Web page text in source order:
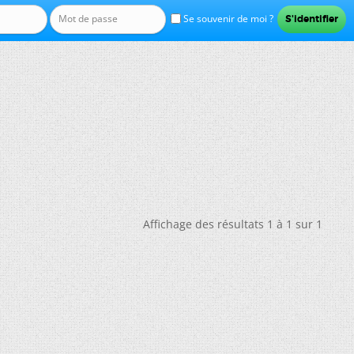
Se souvenir de moi ?
Affichage des résultats 1 à 1 sur 1